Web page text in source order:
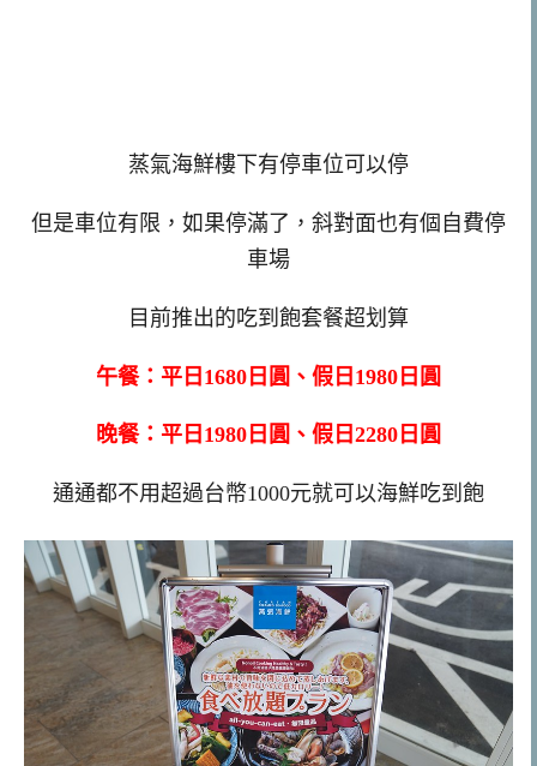
蒸氣海鮮樓下有停車位可以停
但是車位有限，如果停滿了，斜對面也有個自費停
車場
目前推出的吃到飽套餐超划算
午餐：平日1680日圓、假日1980日圓
晚餐：平日1980日圓、假日2280日圓
通通都不用超過台幣1000元就可以海鮮吃到飽